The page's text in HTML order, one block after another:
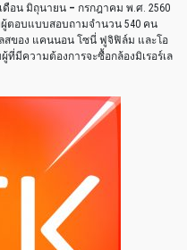
ดือน มิถุนายน – กรกฎาคม พ.ศ. 2560
ตอบแบบสอบถามจำนวน 540 คน
ลสของ แคนนอน โซนี่ ฟูจิฟิล์ม และโอ
ที่มีความต้องการจะซื้อกล้องมิเรอร์เล